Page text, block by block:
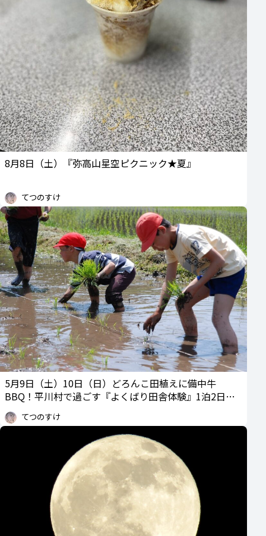
8月8日（土）『弥高山星空ピクニック★夏』
てつのすけ
5月9日（土）10日（日）どろんこ田植えに備中牛
BBQ！平川村で過ごす『よくばり田舎体験』1泊2日（5
月・春編）
てつのすけ